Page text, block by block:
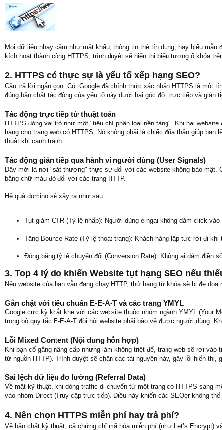
Mọi dữ liệu nhạy cảm như mật khẩu, thông tin thẻ tín dụng, hay biểu
kích hoạt thành công HTTPS, trình duyệt sẽ hiển thị biểu tượng ổ khóa
2. HTTPS có thực sự là yếu tố xếp hạng SEO?
Câu trả lời ngắn gọn: Có. Google đã chính thức xác nhận HTTPS là một
đúng bản chất tác động của yếu tố này dưới hai góc độ: trực tiếp và gián
Tác động trực tiếp từ thuật toán
HTTPS đóng vai trò như một "tiêu chí phân loại nền tảng". Khi hai
hạng cho trang web có HTTPS. Nó không phải là chiếc đũa thần giúp
thuật khi cạnh tranh.
Tác động gián tiếp qua hành vi người dùng (User Signals)
Đây mới là nơi "sát thương" thực sự đối với các website không bảo mật.
bằng chữ màu đỏ đối với các trang HTTP.
Hệ quả domino sẽ xảy ra như sau:
Tụt giảm CTR (Tỷ lệ nhấp): Người dùng e ngại không dám click
Tăng Bounce Rate (Tỷ lệ thoát trang): Khách hàng lập tức rời đi
Đóng băng tỷ lệ chuyển đổi (Conversion Rate): Không ai dám điền
3. Top 4 lý do khiến Website tụt hạng SEO nếu
Nếu website của bạn vẫn đang chạy HTTP, thứ hạng từ khóa sẽ bị đe
Gắn chặt với tiêu chuẩn E-E-A-T và các trang YMYL
Google cực kỳ khắt khe với các website thuộc nhóm ngành YMYL (Your
trong bộ quy tắc E-E-A-T đòi hỏi website phải bảo vệ được người dùng.
Lỗi Mixed Content (Nội dung hỗn hợp)
Khi bạn cố gắng nâng cấp nhưng làm không triệt để, trang web sẽ rơi
từ nguồn HTTP). Trình duyệt sẽ chặn các tài nguyên này, gây lỗi hiển
Sai lệch dữ liệu đo lường (Referral Data)
Về mặt kỹ thuật, khi dòng traffic di chuyển từ một trang có HTTPS sang
vào nhóm Direct (Truy cập trực tiếp). Điều này khiến các SEOer không
4. Nên chọn HTTPS miễn phí hay trả phí?
Về bản chất kỹ thuật, cả chứng chỉ mã hóa miễn phí (như Let’s